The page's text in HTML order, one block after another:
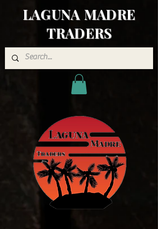
LAGUNA MADRE
TRADERS